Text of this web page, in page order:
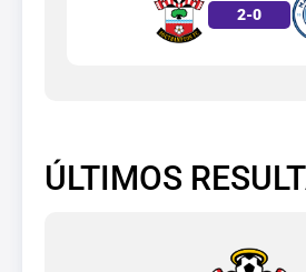
2-0
ÚLTIMOS